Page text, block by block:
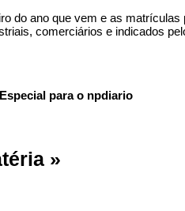
do ano que vem e as matrículas
comerciários e indicados
para o npdiario
»